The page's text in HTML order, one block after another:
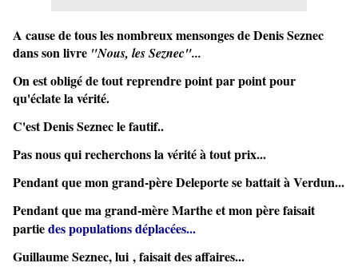
A cause de tous les nombreux mensonges de Denis Seznec
dans son livre "Nous, les Seznec"...
On est obligé de tout reprendre point par point pour
qu'éclate la vérité.
C'est Denis Seznec le fautif..
Pas nous qui recherchons la vérité à tout prix...
Pendant que mon grand-père Deleporte se battait à Verdun...
Pendant que ma grand-mère Marthe et mon père faisait
partiedes populations déplacées...
Guillaume Seznec, lui , faisait des affaires...